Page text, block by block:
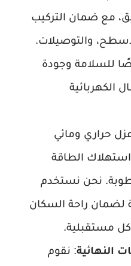
مع ضمان التركيب
والتوصيلات.
للسلامة وجودة
الكهربائية
حراري ومائي
الطاقة
نحن نستخدم
لضمان راحة السكان
مستقبلية.
النهائية: نقوم